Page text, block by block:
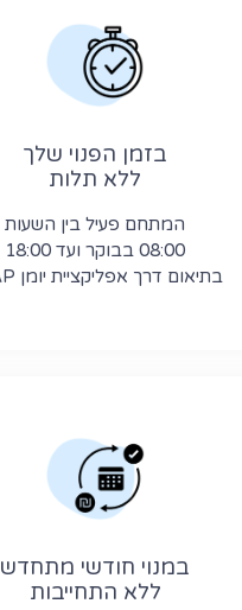
בזמן הפנוי שלך
ללא תלות
המתחם פעיל בין השעות
08:00 בבוקר ועד 18:00
בתיאום דרך אפליקציית יומן LEAP
במנוי חודשי מתחדש
ללא התחייבות